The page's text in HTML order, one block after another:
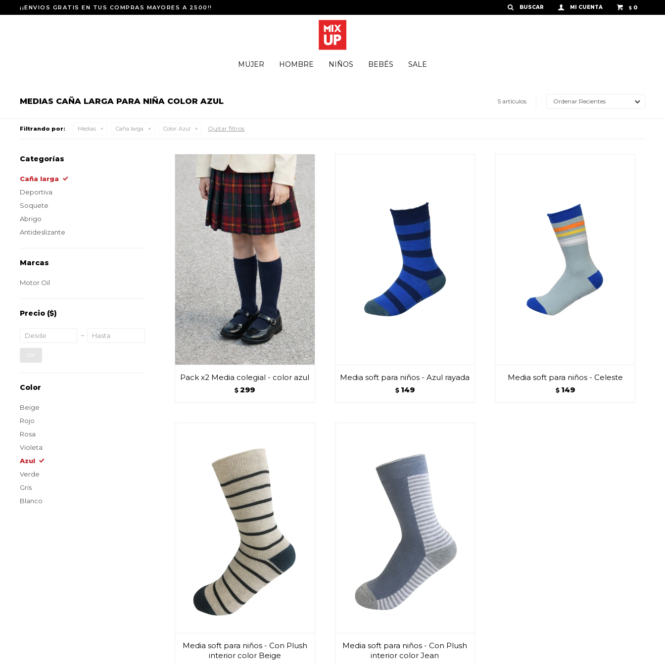
MUJER HOMBRE NIÑOS BEBÉS SALE
$ 0
¡¡ENVIOS GRATIS EN TUS COMPRAS MAYORES A 2500!!
MEDIAS CAÑA LARGA PARA NIÑA COLOR AZUL 5 artículos Recientes
Filtrando por: Medias Caña larga Color: Azul Quitar filtros
Pack x2 Media colegial - color azul
$ 299
Media soft para niños - Azul rayada
$ 149
Media soft para niños - Celeste
$ 149
Media soft para niños - Con Plush
interior color Beige
Media soft para niños - Con Plush
interior color Jean
Categorías
Caña larga
Deportiva
Soquete
Abrigo
Antideslizante
Marcas
Motor Oil
Precio ($)
OK
Color
Beige
Rojo
Rosa
Violeta
Azul
Verde
Gris
Blanco